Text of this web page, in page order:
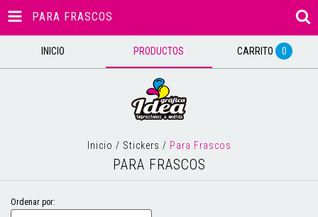
PARA FRASCOS
INICIO PRODUCTOS CARRITO 0
Inicio / Stickers / Para Frascos
PARA FRASCOS
Ordenar por: